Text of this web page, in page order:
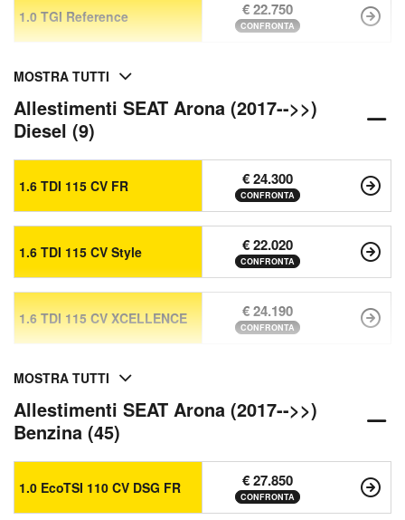
1.0 TGI Reference € 22.750
CONFRONTA
MOSTRA TUTTI
Allestimenti SEAT Arona (2017-->>)
Diesel (9)
1.6 TDI 115 CV FR € 24.300
CONFRONTA
1.6 TDI 115 CV Style € 22.020
CONFRONTA
1.6 TDI 115 CV XCELLENCE € 24.190
CONFRONTA
MOSTRA TUTTI
Allestimenti SEAT Arona (2017-->>)
Benzina (45)
1.0 EcoTSI 110 CV DSG FR € 27.850
CONFRONTA